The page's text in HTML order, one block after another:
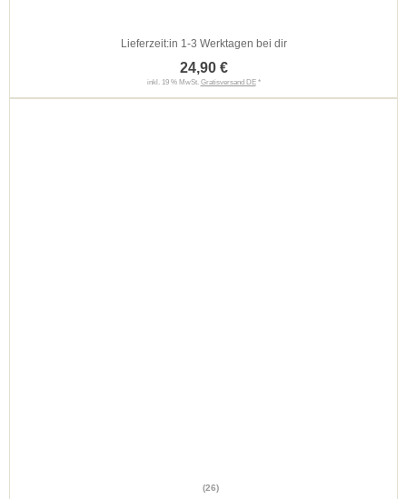
Lieferzeit:in 1-3 Werktagen bei dir
24,90 €
inkl. 19 % MwSt. Gratisversand DE*
(26)